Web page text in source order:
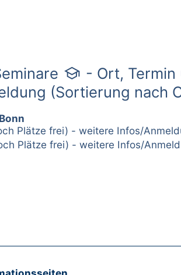
school - Ort, Termin
(Sortierung nach
Plätze frei) - weitere Infos/
Plätze frei) - weitere Infos/